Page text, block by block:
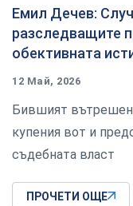
Емил Дечев:
разследващите
обективната
12 Май, 2026
Бившият вътрешен
купения вот и
съдебната власт
ПРОЧЕТИ ОЩЕ